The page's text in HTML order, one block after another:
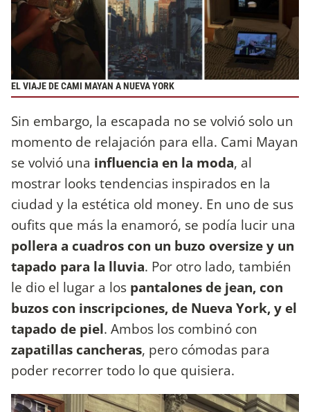
EL VIAJE DE CAMI MAYAN A NUEVA YORK
Sin embargo, la escapada no se volvió solo un
momento de relajación para ella. Cami Mayan
se volvió una influencia en la moda, al
mostrar looks tendencias inspirados en la
ciudad y la estética old money. En uno de sus
oufits que más la enamoró, se podía lucir una
pollera a cuadros con un buzo oversize y un
tapado para la lluvia. Por otro lado, también
le dio el lugar a los pantalones de jean, con
buzos con inscripciones, de Nueva York, y el
tapado de piel. Ambos los combinó con
zapatillas cancheras, pero cómodas para
poder recorrer todo lo que quisiera.